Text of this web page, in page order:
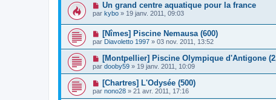
Un grand centre aquatique pour la france
par kybo » 19 janv. 2011, 09:03
[Nîmes] Piscine Nemausa (600)
par Diavoletto 1997 » 03 nov. 2011, 13:52
[Montpellier] Piscine Olympique d'Antigone
par dooby59 » 19 janv. 2011, 10:09
[Chartres] L'Odysée (500)
par nono28 » 21 avr. 2011, 17:16